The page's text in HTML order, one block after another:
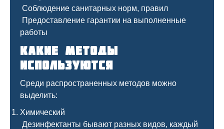
Соблюдение санитарных норм, правил
Предоставление гарантии на выполненные
работы
Какие методы
используются
Среди распространенных методов можно
выделить:
Химический
Дезинфектанты бывают разных видов, каждый